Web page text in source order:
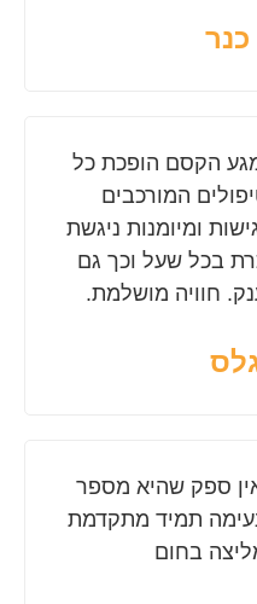
הקסם הופכת כל
המורכבים
ומיומנות ניגשת
בכל שעל וכך גם
חוויה מושלמת.
ספק שהיא מספר
תמיד מתקדמת
בחום